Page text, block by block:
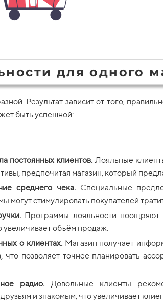
для одного
Результат зависит от того,
быть успешной:
постоянных клиентов. Лояльные
предпочитая магазин, который
среднего чека. Специальные
могут стимулировать покупателей
Программы лояльности поощряют
увеличивает объём продаж.
о клиентах. Магазин получает
что позволяет точнее планировать
радио. Довольные клиенты
и знакомым, что увеличивает